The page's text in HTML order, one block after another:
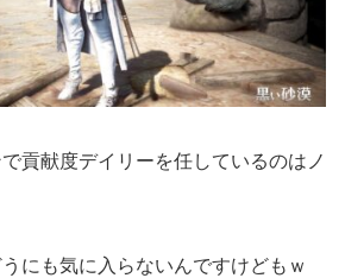
貢献度デイリーを任しているのはノ
にも気に入らないんですけどもｗ